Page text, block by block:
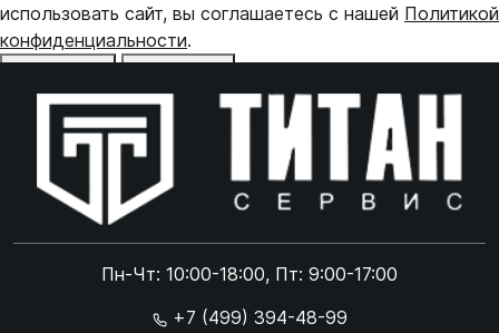
Пн-Чт: 10:00-18:00, Пт: 9:00-17:00
+7 (499) 394-48-99
использовать сайт, вы соглашаетесь с нашей Политикой
конфиденциальности.
Online чат
Online чат